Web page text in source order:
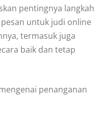
pentingnya langkah
untuk judi online
termasuk juga
baik dan tetap
penanganan